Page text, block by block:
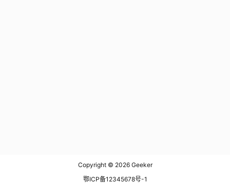
Copyright © 2026Geeker
鄂ICP备12345678号-1